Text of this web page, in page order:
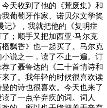
天收到了他的《荒废集》和
我葡萄牙作家、诺贝尔文学奖
记》，我就把他的《复明症
；顺手又把加西亚·马尔克
飘香》也一起买了。马尔克
说之一，读了不止一遍。订
了聂鲁达的《二十首情诗和
了。我年轻的时候很喜欢读
的诗也很喜欢。今天也来了
了一点辛弃疾的词。词人